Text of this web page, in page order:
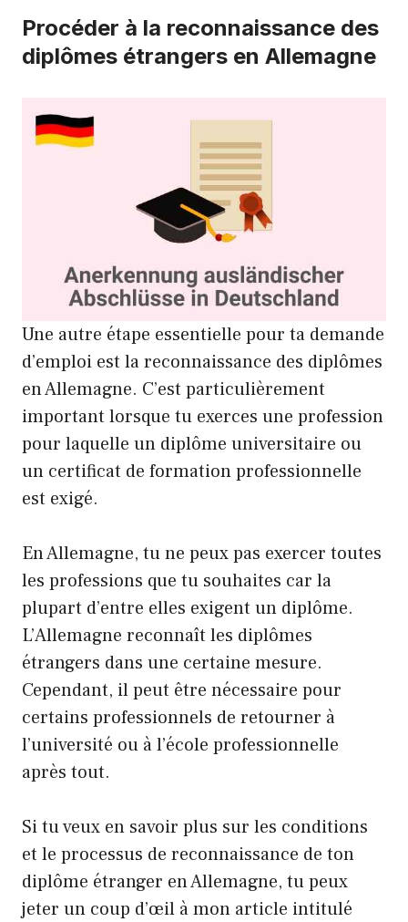
Procéder à la reconnaissance des
diplômes étrangers en Allemagne
Une autre étape essentielle pour ta demande
d’emploi est la reconnaissance des diplômes
en Allemagne. C’est particulièrement
important lorsque tu exerces une profession
pour laquelle un diplôme universitaire ou
un certificat de formation professionnelle
est exigé.
En Allemagne, tu ne peux pas exercer toutes
les professions que tu souhaites car la
plupart d’entre elles exigent un diplôme.
L’Allemagne reconnaît les diplômes
étrangers dans une certaine mesure.
Cependant, il peut être nécessaire pour
certains professionnels de retourner à
l’université ou à l’école professionnelle
après tout.
Si tu veux en savoir plus sur les conditions
et le processus de reconnaissance de ton
diplôme étranger en Allemagne, tu peux
jeter un coup d’œil à mon article intitulé